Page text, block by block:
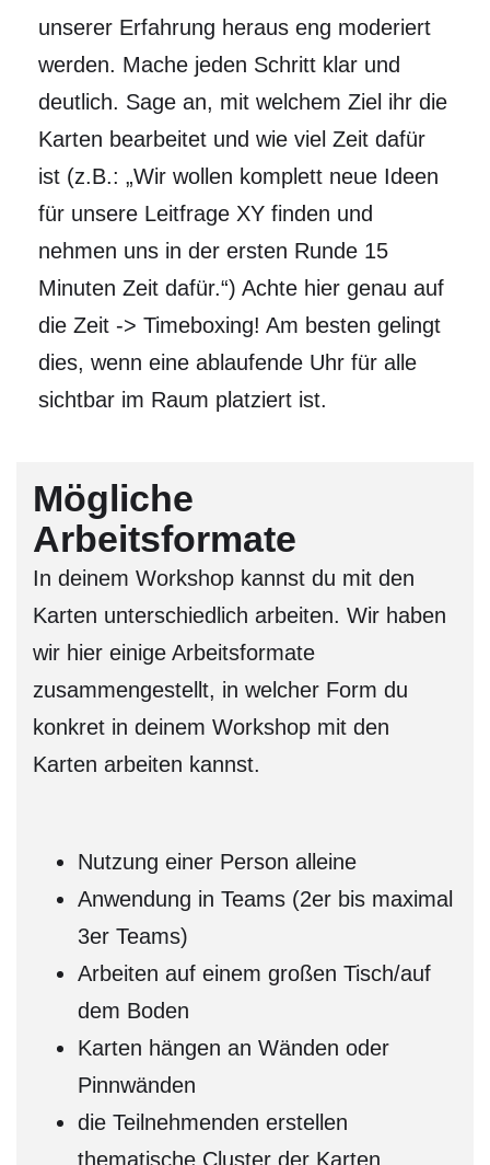
unserer Erfahrung heraus eng moderiert
werden. Mache jeden Schritt klar und
deutlich. Sage an, mit welchem Ziel ihr die
Karten bearbeitet und wie viel Zeit dafür
ist (z.B.: „Wir wollen komplett neue Ideen
für unsere Leitfrage XY finden und
nehmen uns in der ersten Runde 15
Minuten Zeit dafür.“) Achte hier genau auf
die Zeit -> Timeboxing! Am besten gelingt
dies, wenn eine ablaufende Uhr für alle
sichtbar im Raum platziert ist.
Mögliche
Arbeitsformate
In deinem Workshop kannst du mit den
Karten unterschiedlich arbeiten. Wir haben
wir hier einige Arbeitsformate
zusammengestellt, in welcher Form du
konkret in deinem Workshop mit den
Karten arbeiten kannst.
Nutzung einer Person alleine
Anwendung in Teams (2er bis maximal
3er Teams)
Arbeiten auf einem großen Tisch/auf
dem Boden
Karten hängen an Wänden oder
Pinnwänden
die Teilnehmenden erstellen
thematische Cluster der Karten